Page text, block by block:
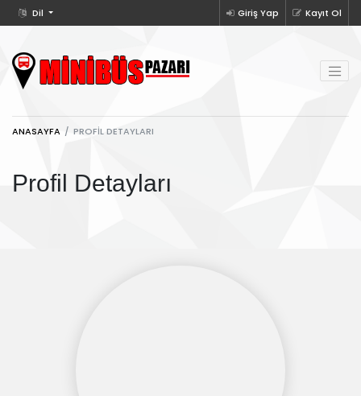
Dil Giriş Yap Kayıt Ol
ANASAYFA PROFIL DETAYLARI
Profil Detayları